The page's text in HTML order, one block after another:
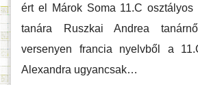
ért el Márok Soma 11.C osztályos
tanára Ruszkai Andrea
versenyen francia nyelvből a
Alexandra ugyancsak…